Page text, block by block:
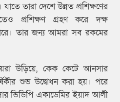
তারা দেশে উন্নত প্রশিক্ষণের
প্রশিক্ষণ গ্রহণ করে দক্ষ
তার জন্য আমরা সব রকমের
উড়িয়ে, কেক কেটে আনসার
শুভ উদ্বোধন করা হয়। পরে
ভিডিপি একাডেমির ইয়াদ আলী